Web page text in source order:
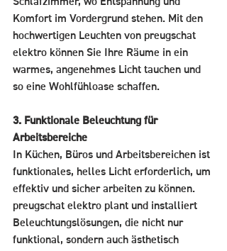
Schlafzimmer, wo Entspannung und
Komfort im Vordergrund stehen. Mit den
hochwertigen Leuchten von preugschat
elektro können Sie Ihre Räume in ein
warmes, angenehmes Licht tauchen und
so eine Wohlfühloase schaffen.
3. Funktionale Beleuchtung für
Arbeitsbereiche
In Küchen, Büros und Arbeitsbereichen ist
funktionales, helles Licht erforderlich, um
effektiv und sicher arbeiten zu können.
preugschat elektro plant und installiert
Beleuchtungslösungen, die nicht nur
funktional, sondern auch ästhetisch